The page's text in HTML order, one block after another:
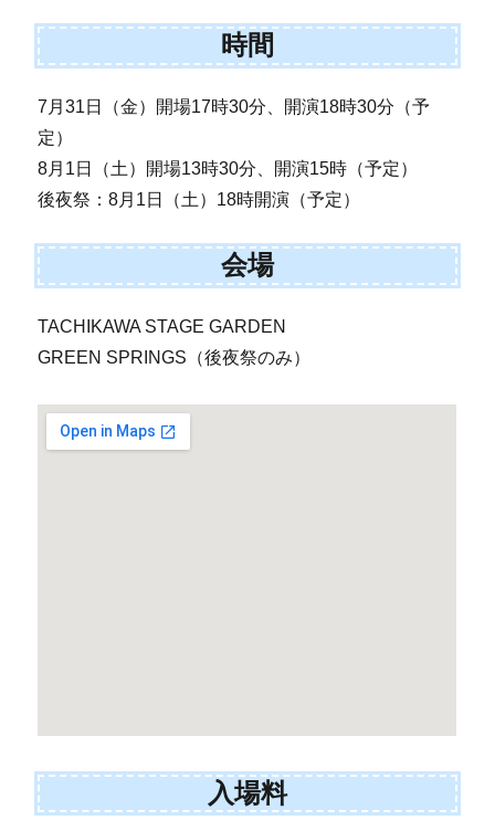
時間
7月31日（金）開場17時30分、開演18時30分（予
定）
8月1日（土）開場13時30分、開演15時（予定）
後夜祭：8月1日（土）18時開演（予定）
会場
TACHIKAWA STAGE GARDEN
GREEN SPRINGS（後夜祭のみ）
入場料